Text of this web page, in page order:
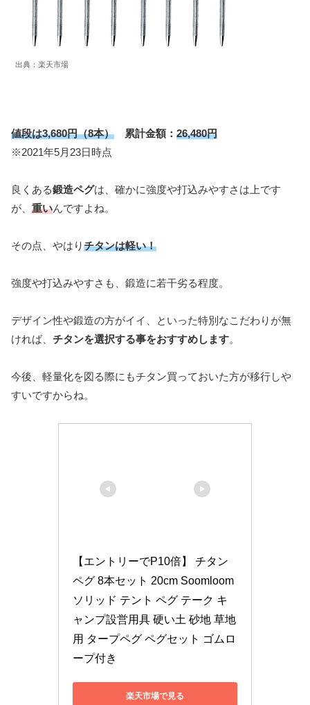
出典：楽天市場
値段は3,680円（8本） 累計金額： 26,480円
※2021年5月23日時点
良くある鍛造ペグは、確かに強度や打込みやすさは上です
が、 重いんですよね。
その点、やはりチタンは軽い！
強度や打込みやすさも、鍛造に若干劣る程度。
デザイン性や鍛造の方がイイ、といった特別なこだわりが無
ければ、 チタンを選択する事をおすすめします。
今後、軽量化を図る際にもチタン買っておいた方が移行しや
すいですからね。
【エントリーでP10倍】 チタン
ペグ 8本セット 20cm Soomloom
ソリッド テント ペグ テーク キ
ャンプ設営用具 硬い土 砂地 草地
用 タープペグ ペグセット ゴムロ
ープ付き
楽天市場で見る